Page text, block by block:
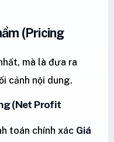
(Pricing
mà là đưa ra
cảnh nội dung.
(Net Profit
toán chính xác Giá